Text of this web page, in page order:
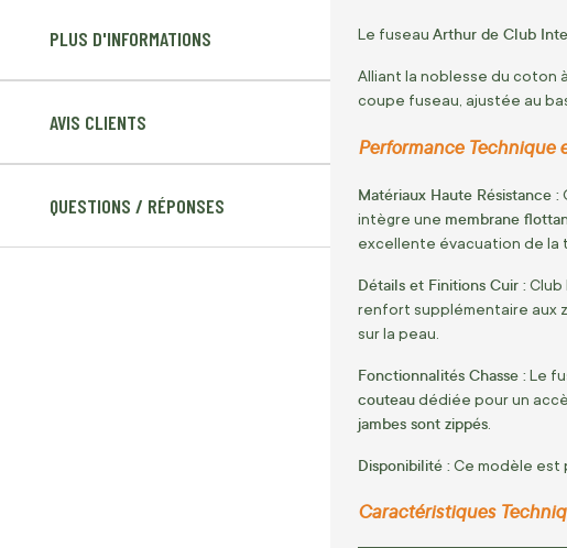
PLUS D'INFORMATIONS
AVIS CLIENTS
QUESTIONS / RÉPONSES
Le fuseau Arthur de Club
Alliant la noblesse du coton
coupe fuseau, ajustée au
Performance Technique
Matériaux Haute Résistance :
intègre une membrane
excellente évacuation de la
Détails et Finitions Cuir : Club
renfort supplémentaire aux
sur la peau.
Fonctionnalités Chasse : Le
couteaudédiée pour un
jambes sont zippés
Disponibilité : Ce modèle est
Caractéristiques